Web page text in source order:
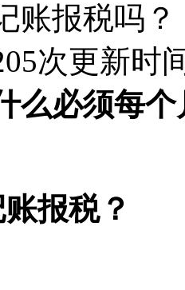
账报税吗？
次更新时
么必须每
报税？